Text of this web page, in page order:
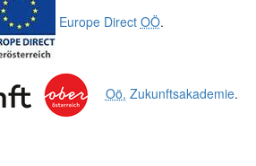
Europe Direct OÖ.
Oö. Zukunftsakademie.